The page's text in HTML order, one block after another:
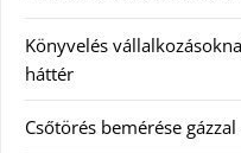
Könyvelés
háttér
Csőtörés bemérése